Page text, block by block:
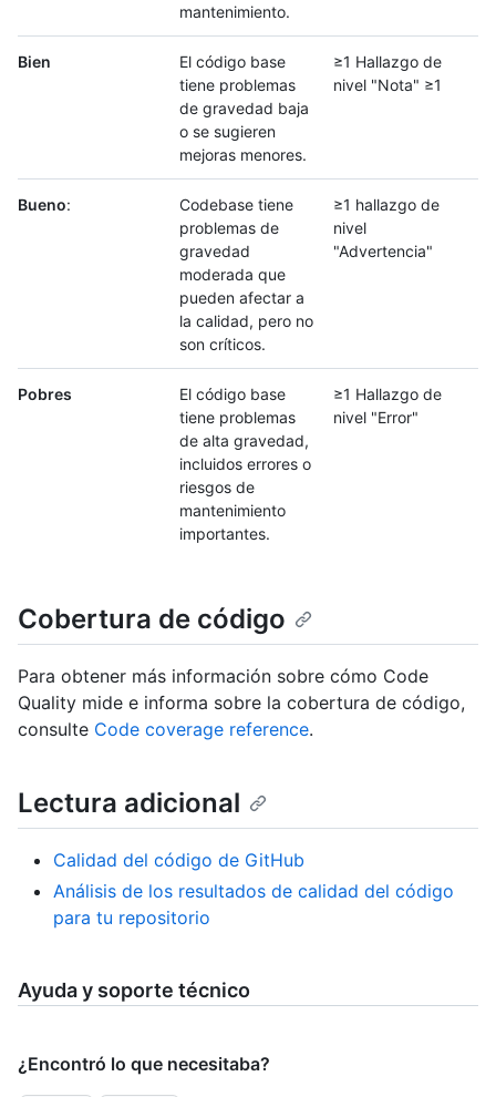
mantenimiento.
Bien
El código base
tiene problemas
de gravedad baja
o se sugieren
mejoras menores.
≥1 Hallazgo de
nivel "Nota" ≥1
Bueno:
Codebase tiene
problemas de
gravedad
moderada que
pueden afectar a
la calidad, pero no
son críticos.
≥1 hallazgo de
nivel
"Advertencia"
Pobres
El código base
tiene problemas
de alta gravedad,
incluidos errores o
riesgos de
mantenimiento
importantes.
≥1 Hallazgo de
nivel "Error"
Cobertura de código
Para obtener más información sobre cómo Code
Quality mide e informa sobre la cobertura de código,
consulte Code coverage reference.
Lectura adicional
Calidad del código de GitHub
Análisis de los resultados de calidad del código
para tu repositorio
Ayuda y soporte técnico
¿Encontró lo que necesitaba?